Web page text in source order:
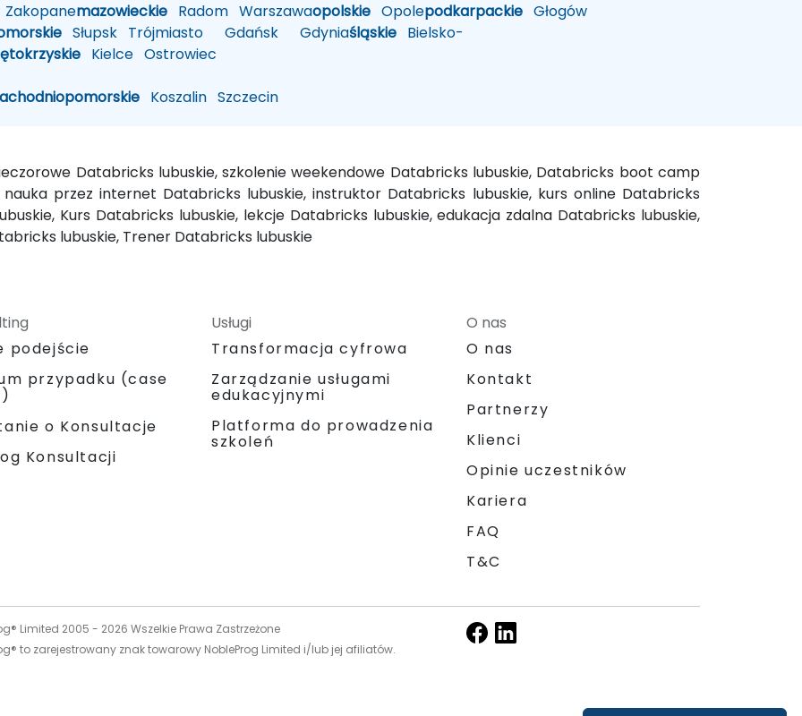
Zakopanemazowieckie Radom Warszawaopolskie Opolepodkarpackie Głogów
Słupsk Trójmiasto Gdańsk Gdyniaśląskie Bielsko-
Kielce Ostrowiec
Koszalin Szczecin
Databricks lubuskie, szkolenie weekendowe Databricks lubuskie, Databricks boot camp
przez internet Databricks lubuskie, instruktor Databricks lubuskie, kurs online Databricks
Kurs Databricks lubuskie, lekcje Databricks lubuskie, edukacja zdalna Databricks lubuskie,
lubuskie, Trener Databricks lubuskie
podejście
przypadku (case
o Konsultacje
Konsultacji
Usługi
Transformacja cyfrowa
Zarządzanie usługami
edukacyjnymi
Platforma do prowadzenia
szkoleń
O nas
O nas
Kontakt
Partnerzy
Klienci
Opinie uczestników
Kariera
FAQ
T&C
Limited 2005 - 2026 Wszelkie Prawa Zastrzeżone
to zarejestrowany znak towarowy NobleProg Limited i/lub jej afiliatów.